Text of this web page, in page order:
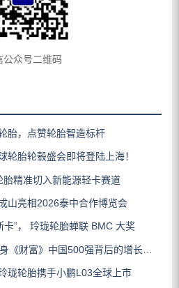
公众号二维码
胎，点赞轮胎智造标杆
轮胎轮毂盛会即将登陆上海！
精准切入新能源轻卡赛道
山亮相2026泰中合作博览会
卡”， 玲珑轮胎蝉联 BMC 大奖
财富》中国500强背后的增长逻辑
珑轮胎携手小鹏L03全球上市